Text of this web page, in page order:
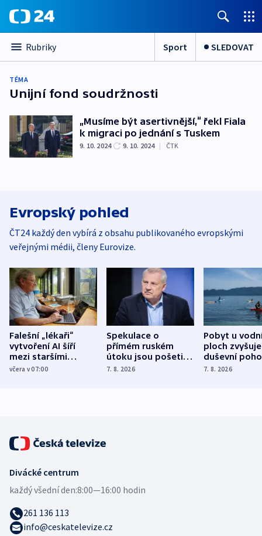
Rubriky Sport SLEDOVAT
TÉMA
Unijní fond soudržnosti
„Musíme být asertivnější,“ řekl Fiala
k migraci po jednání s Tuskem
9. 10. 2024 9. 10. 2024 | ČTK
Evropský pohled
ČT24 každý den vybírá z obsahu publikovaného evropskými
veřejnými médii, členy Eurovize.
Falešní „lékaři“
vytvoření AI šíří
mezi staršími
Poláky nebezpečné
včera v 07:00
Spekulace o
přímém ruském
útoku jsou pošetilé,
míní estonský
7. 8. 2026
Pobyt u
ploch zvyšuje
duševní
ukázala
7. 8. 2026
Divácké centrum
každý všední den:8:00—16:00 hodin
261 136 113
info@ceskatelevize.cz